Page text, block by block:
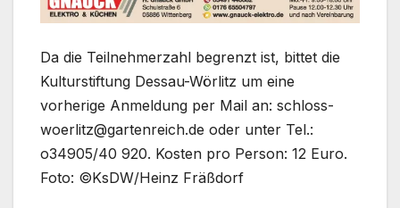
Da die Teilnehmerzahl begrenzt ist, bittet die
Kulturstiftung Dessau-Wörlitz um eine
vorherige Anmeldung per Mail an: schloss-
woerlitz@gartenreich.de oder unter Tel.:
o34905/40 920. Kosten pro Person: 12 Euro.
Foto: ©KsDW/Heinz Fräßdorf